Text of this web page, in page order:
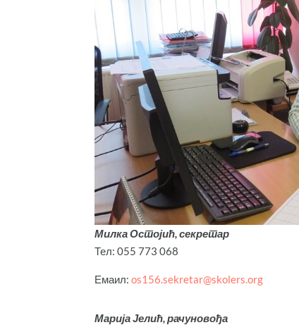
Милка Остојић, секретар
Тел: 055 773 068
Емаил:os156.sekretar@skolers.org
Марија Јелић, рачуновођа